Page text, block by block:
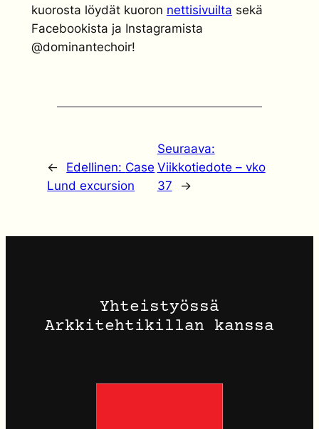
kuorosta löydät kuoron nettisivuilta sekä
Facebookista ja Instagramista
@dominantechoir!
← Edellinen: Case
Lund excursion
Seuraava:
Viikkotiedote – vko
37
→
Yhteistyössä
Arkkitehtikillan kanssa